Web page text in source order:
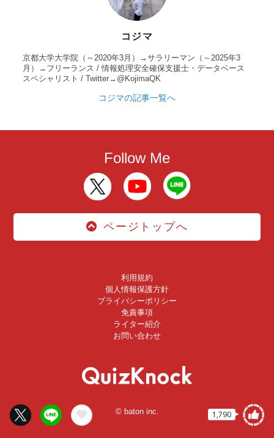
1,790
コジマ
京都大学大学院（～2020年3月）→サラリーマン（～2025年3
月）→フリーランス / 情報処理安全確保支援士・データベース
スペシャリスト / Twitter→@KojimaQK
コジマの記事一覧へ
Follow Me
ページトップへ
利用規約
個人情報保護方針
プライバシーポリシー
免責事項
ライター紹介
お問い合わせ
© baton inc.